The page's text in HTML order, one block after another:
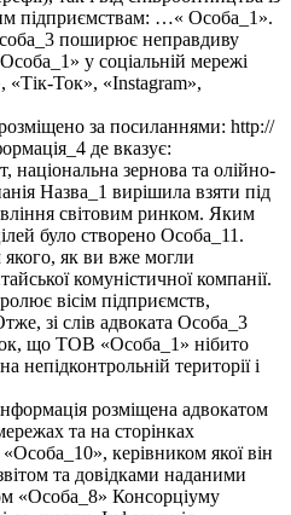
підприємствам: …« Особа_1».
поширює неправдиву
у соціальній мережі
«Тік-Ток», «Instagram»,
за посиланнями: http://
де вказує:
національна зернова та олійно-
Назва_1 вирішила взяти під
світовим ринком. Яким
було створено Особа_11.
якого, як ви вже могли
комуністичної компанії.
вісім підприємств,
зі слів адвоката Особа_3
що ТОВ «Особа_1» нібито
території і
розміщена адвокатом
та на сторінках
«Особа_10», керівником якої він
та довідками наданими
«Особа_8» Консорціуму